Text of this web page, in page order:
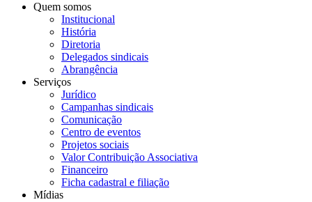
Quem somos
Institucional
História
Diretoria
Delegados sindicais
Abrangência
Serviços
Jurídico
Campanhas sindicais
Comunicação
Centro de eventos
Projetos sociais
Valor Contribuição Associativa
Financeiro
Ficha cadastral e filiação
Mídias